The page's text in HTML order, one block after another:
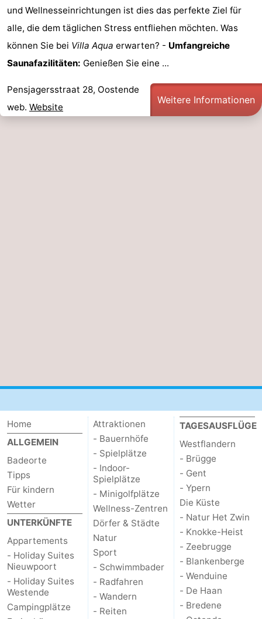
und Wellnesseinrichtungen ist dies das perfekte Ziel für
alle, die dem täglichen Stress entfliehen möchten. Was
können Sie bei Villa Aqua erwarten? - Umfangreiche
Saunafazilitäten: Genießen Sie eine ...
Pensjagersstraat 28, Oostende
web. Website
Weitere Informationen
Home
ALLGEMEIN
Badeorte
Tipps
Für kindern
Wetter
UNTERKÜNFTE
Appartements
- Holiday Suites
Nieuwpoort
- Holiday Suites
Westende
Campingplätze
Attraktionen
- Bauernhöfe
- Spielplätze
- Indoor-
Spielplätze
- Minigolfplätze
Wellness-Zentren
Dörfer & Städte
Natur
Sport
- Schwimmbader
- Radfahren
- Wandern
- Reiten
TAGESAUSFLÜGE
Westflandern
- Brügge
- Gent
- Ypern
Die Küste
- Natur Het Zwin
- Knokke-Heist
- Zeebrugge
- Blankenberge
- Wenduine
- De Haan
- Bredene